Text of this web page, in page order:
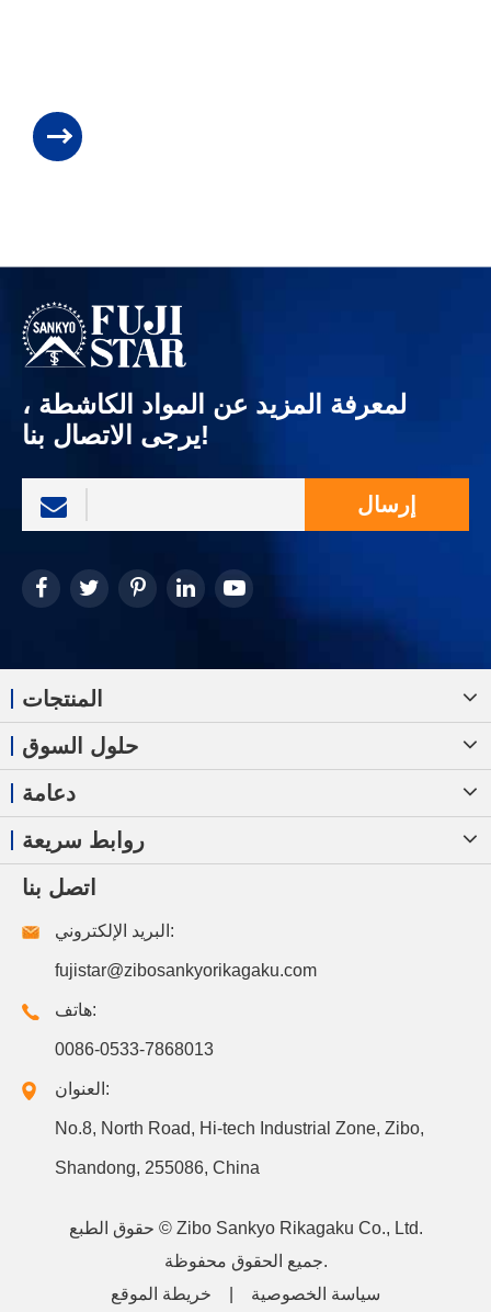
لمعرفة المزيد عن المواد الكاشطة ،
يرجى الاتصال بنا!
إرسال
المنتجات
حلول السوق
دعامة
روابط سريعة
اتصل بنا
البريد الإلكتروني:
fujistar@zibosankyorikagaku.com
هاتف:
0086-0533-7868013
العنوان:
No.8, North Road, Hi-tech Industrial Zone, Zibo,
Shandong, 255086, China
حقوق الطبع © Zibo Sankyo Rikagaku Co., Ltd.
جميع الحقوق محفوظة.
خريطة الموقع
سياسة الخصوصية